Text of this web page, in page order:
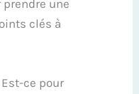
une
clés à
ce pour